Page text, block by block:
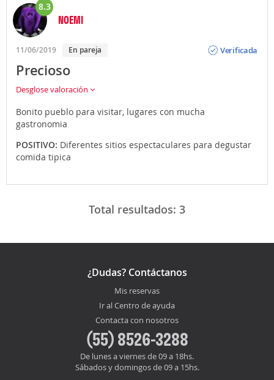
8.3
NOEMI
11/06/2019 En pareja
Verificada
Precioso
Desglose valoración
Bonito pueblo para visitar, lugares con mucha
gastronomia
POSITIVO: Diferentes sitios espectaculares para degustar
comida tipica
Total resultados: 3
¿Dudas? Contáctanos
Mis reservas
Ir al Centro de ayuda
Contacta con nosotros
(55) 8526-3288
De lunes a viernes de 09 a 18hs.
Sábados y domingos de 09 a 15hs.